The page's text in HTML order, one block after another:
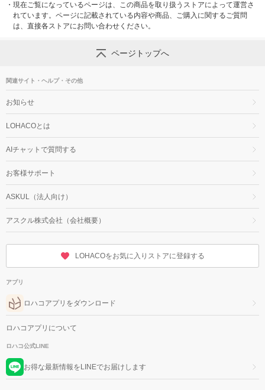
・ 現在ご覧になっているページは、この商品を取り扱うストアによって運営さ
れています。ページに記載されている内容や商品、ご購入に関するご質問
は、直接各ストアにお問い合わせください。
ページトップへ
関連サイト・ヘルプ・その他
お知らせ
LOHACOとは
AIチャットで質問する
お客様サポート
ASKUL（法人向け）
アスクル株式会社（会社概要）
LOHACOをお気に入りストアに登録する
アプリ
ロハコアプリをダウンロード
ロハコアプリについて
ロハコ公式LINE
お得な最新情報をLINEでお届けします